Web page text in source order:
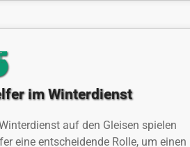
im Winterdienst
auf den Gleisen spielen
eine entscheidende Rolle, um einen